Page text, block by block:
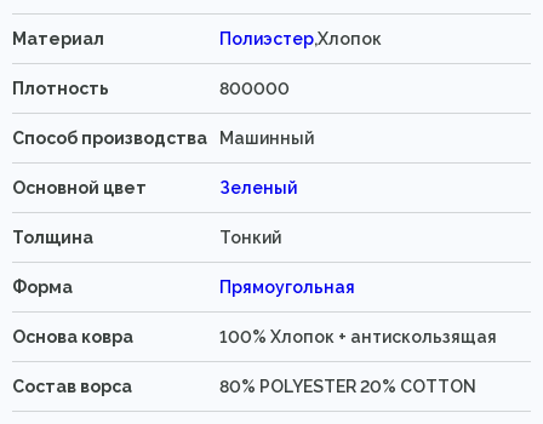
Материал Полиэстер,Хлопок
Плотность 800000
Способ производства Машинный
Основной цвет Зеленый
Толщина Тонкий
Форма Прямоугольная
Основа ковра 100% Хлопок + антискользящая
Состав ворса 80% POLYESTER 20% COTTON